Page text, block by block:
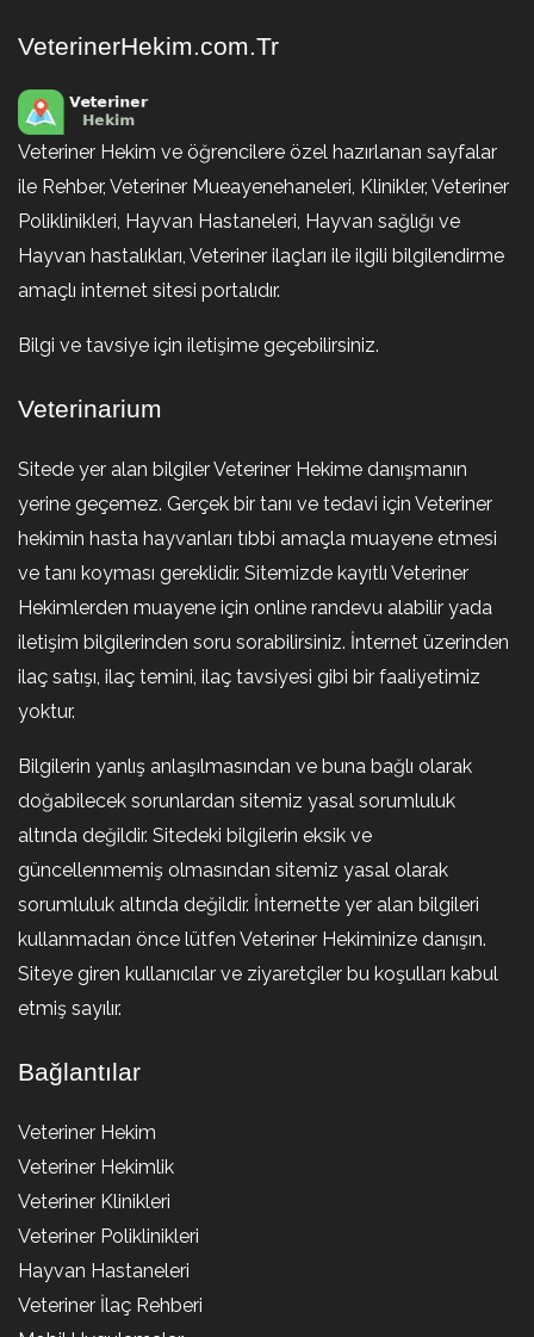
VeterinerHekim.com.Tr
Veteriner Hekim ve öğrencilere özel hazırlanan sayfalar
ile Rehber, Veteriner Mueayenehaneleri, Klinikler, Veteriner
Poliklinikleri, Hayvan Hastaneleri, Hayvan sağlığı ve
Hayvan hastalıkları, Veteriner ilaçları ile ilgili bilgilendirme
amaçlı internet sitesi portalıdır.
Bilgi ve tavsiye için iletişime geçebilirsiniz.
Veterinarium
Sitede yer alan bilgiler Veteriner Hekime danışmanın
yerine geçemez. Gerçek bir tanı ve tedavi için Veteriner
hekimin hasta hayvanları tıbbi amaçla muayene etmesi
ve tanı koyması gereklidir. Sitemizde kayıtlı Veteriner
Hekimlerden muayene için online randevu alabilir yada
iletişim bilgilerinden soru sorabilirsiniz. İnternet üzerinden
ilaç satışı, ilaç temini, ilaç tavsiyesi gibi bir faaliyetimiz
yoktur.
Bilgilerin yanlış anlaşılmasından ve buna bağlı olarak
doğabilecek sorunlardan sitemiz yasal sorumluluk
altında değildir. Sitedeki bilgilerin eksik ve
güncellenmemiş olmasından sitemiz yasal olarak
sorumluluk altında değildir. İnternette yer alan bilgileri
kullanmadan önce lütfen Veteriner Hekiminize danışın.
Siteye giren kullanıcılar ve ziyaretçiler bu koşulları kabul
etmiş sayılır.
Bağlantılar
Veteriner Hekim
Veteriner Hekimlik
Veteriner Klinikleri
Veteriner Poliklinikleri
Hayvan Hastaneleri
Veteriner İlaç Rehberi